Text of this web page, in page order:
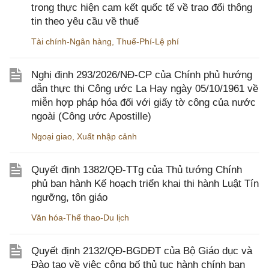
trong thực hiện cam kết quốc tế về trao đổi thông
tin theo yêu cầu về thuế
Tài chính-Ngân hàng Thuế-Phí-Lệ phí
Nghị định 293/2026/NĐ-CP của Chính phủ hướng
dẫn thực thi Công ước La Hay ngày 05/10/1961 về
miễn hợp pháp hóa đối với giấy tờ công của nước
ngoài (Công ước Apostille)
Ngoại giao Xuất nhập cảnh
Quyết định 1382/QĐ-TTg của Thủ tướng Chính
phủ ban hành Kế hoạch triển khai thi hành Luật Tín
ngưỡng, tôn giáo
Văn hóa-Thể thao-Du lịch
Quyết định 2132/QĐ-BGDĐT của Bộ Giáo dục và
Đào tạo về việc công bố thủ tục hành chính ban